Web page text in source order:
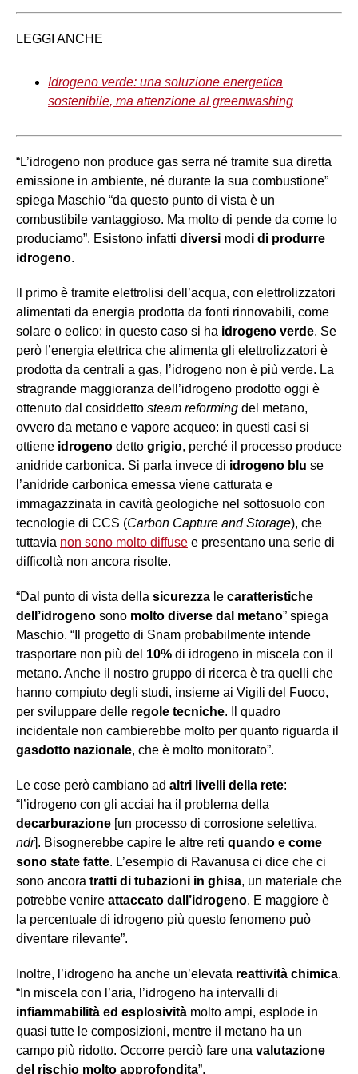
LEGGI ANCHE
Idrogeno verde: una soluzione energetica
sostenibile, ma attenzione al greenwashing
“L’idrogeno non produce gas serra né tramite sua diretta
emissione in ambiente, né durante la sua combustione”
spiega Maschio “da questo punto di vista è un
combustibile vantaggioso. Ma molto di pende da come lo
produciamo”. Esistono infatti diversi modi di produrre
idrogeno.
Il primo è tramite elettrolisi dell’acqua, con elettrolizzatori
alimentati da energia prodotta da fonti rinnovabili, come
solare o eolico: in questo caso si ha idrogeno verde. Se
però l’energia elettrica che alimenta gli elettrolizzatori è
prodotta da centrali a gas, l’idrogeno non è più verde. La
stragrande maggioranza dell’idrogeno prodotto oggi è
ottenuto dal cosiddetto steam reforming del metano,
ovvero da metano e vapore acqueo: in questi casi si
ottiene idrogeno detto grigio, perché il processo produce
anidride carbonica. Si parla invece di idrogeno blu se
l’anidride carbonica emessa viene catturata e
immagazzinata in cavità geologiche nel sottosuolo con
tecnologie di CCS (Carbon Capture and Storage), che
tuttavia non sono molto diffuse e presentano una serie di
difficoltà non ancora risolte.
“Dal punto di vista della sicurezza le caratteristiche
dell’idrogeno sono molto diverse dal metano” spiega
Maschio. “Il progetto di Snam probabilmente intende
trasportare non più del 10% di idrogeno in miscela con il
metano. Anche il nostro gruppo di ricerca è tra quelli che
hanno compiuto degli studi, insieme ai Vigili del Fuoco,
per sviluppare delle regole tecniche. Il quadro
incidentale non cambierebbe molto per quanto riguarda il
gasdotto nazionale, che è molto monitorato”.
Le cose però cambiano ad altri livelli della rete:
“l’idrogeno con gli acciai ha il problema della
decarburazione [un processo di corrosione selettiva,
ndr]. Bisognerebbe capire le altre reti quando e come
sono state fatte. L’esempio di Ravanusa ci dice che ci
sono ancora tratti di tubazioni in ghisa, un materiale che
potrebbe venire attaccato dall’idrogeno. E maggiore è
la percentuale di idrogeno più questo fenomeno può
diventare rilevante”.
Inoltre, l’idrogeno ha anche un’elevata reattività chimica.
“In miscela con l’aria, l’idrogeno ha intervalli di
infiammabilità ed esplosività molto ampi, esplode in
quasi tutte le composizioni, mentre il metano ha un
campo più ridotto. Occorre perciò fare una valutazione
del rischio molto approfondita”.